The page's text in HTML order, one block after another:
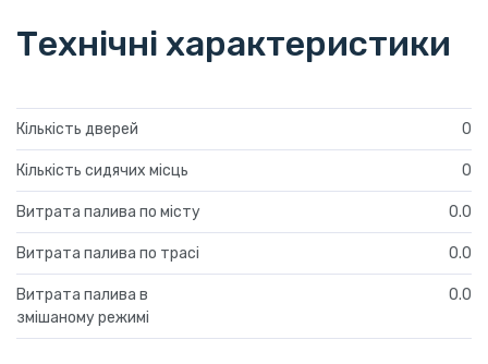
Технічні характеристики
Кількість дверей 0
Кількість сидячих місць 0
Витрата палива по місту 0.0
Витрата палива по трасі 0.0
Витрата палива в
змішаному режимі
0.0